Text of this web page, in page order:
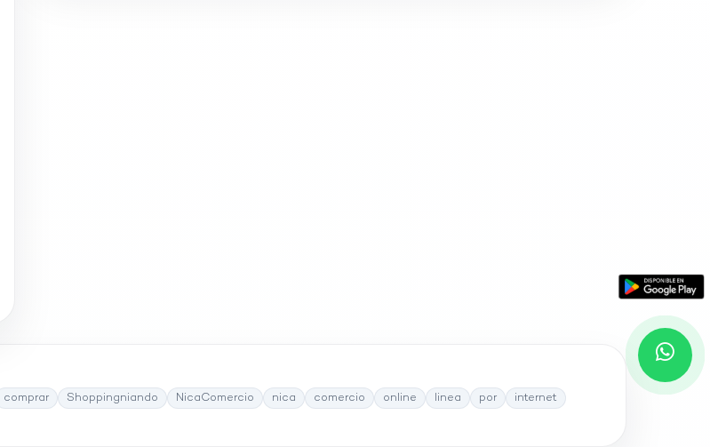
comprar Shoppingniando NicaComercio nica comercio online linea por
internet